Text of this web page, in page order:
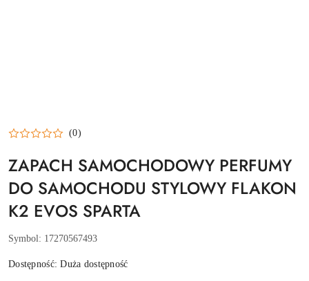
(0)
ZAPACH SAMOCHODOWY PERFUMY
DO SAMOCHODU STYLOWY FLAKON
K2 EVOS SPARTA
Symbol: 17270567493
Dostępność:Duża dostępność